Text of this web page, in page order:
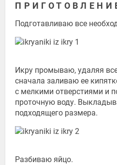
Подготавливаю все
Икру промываю, удаляя
сначала заливаю ее
с мелкими отверстиями и
проточную воду.
подходящего размера.
Разбиваю яйцо.